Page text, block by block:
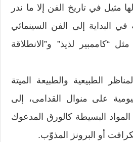
مثيل في تاريخ الفن إلا ما ندر
البداية إلى الفن السينمائي
“كاممبير لذيذ” و”الانطلاقة
الطبيعية والطبيعة الميتة
على منوال القدامى، إلى
البسيطة كالورق المدعوك
أو البرونز المذوّب.